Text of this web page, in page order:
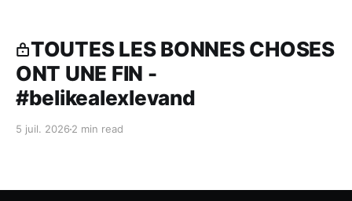
TOUTES LES BONNES CHOSES
ONT UNE FIN -
#belikealexlevand
5 juil. 2026 2 min read